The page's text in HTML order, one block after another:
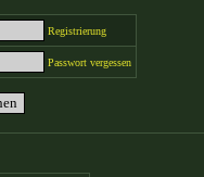
Registrierung
Passwort vergessen